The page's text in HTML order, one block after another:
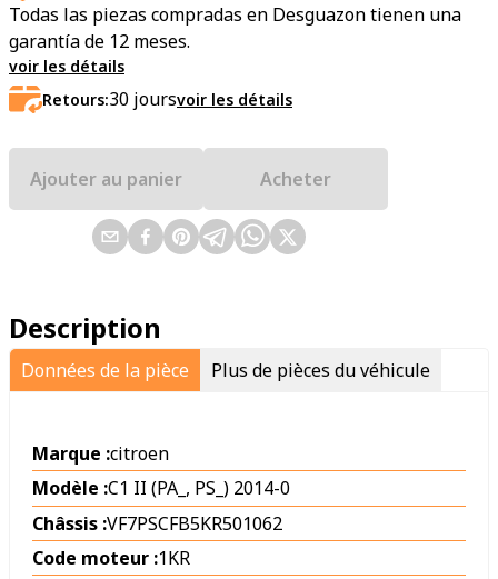
Todas las piezas compradas en Desguazon tienen una
garantía de 12 meses.
voir les détails
Retours:30 joursvoir les détails
Ajouter au panier Acheter
Description
Données de la pièce Plus de pièces du véhicule
Marque :citroen
Modèle :C1 II (PA_, PS_) 2014-0
Châssis :VF7PSCFB5KR501062
Code moteur :1KR